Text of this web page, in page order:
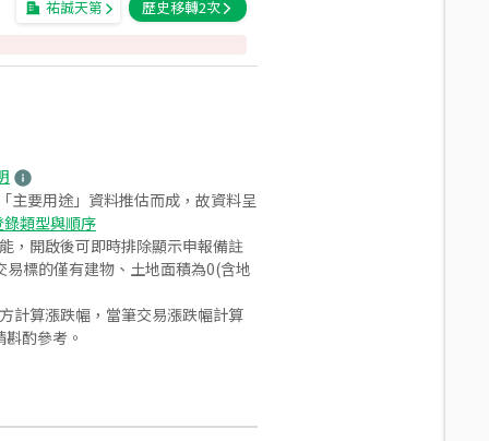
祐誠天第 歷史移轉2次
主要用途」資料推估而成，故資料呈
類型與順序
，開啟後可即時排除顯示申報備註
標的僅有建物、土地面積為0(含地
計算漲跌幅，當筆交易漲跌幅計算
酌參考。